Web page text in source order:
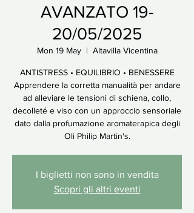
AVANZATO 19-
20/05/2025
Mon 19 May
  |
Altavilla Vicentina
ANTISTRESS • EQUILIBRIO • BENESSERE
Apprendere la corretta manualità per andare
ad alleviare le tensioni di schiena, collo,
decolleté e viso con un approccio sensoriale
dato dalla profumazione aromaterapica degli
Oli Philip Martin's.
I biglietti non sono in vendita
Scopri gli altri eventi